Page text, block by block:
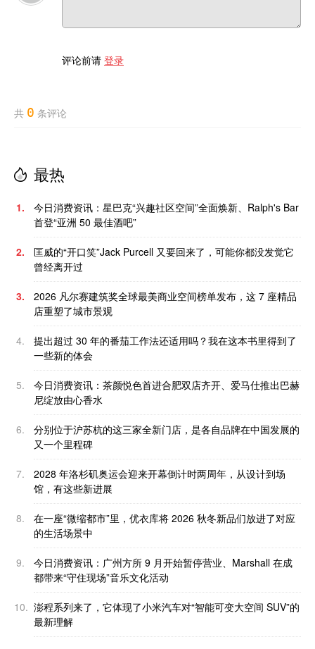
评论前请 登录
共 0 条评论
最热
1.
今日消费资讯：星巴克“兴趣社区空间”全面焕新、Ralph's Bar
首登“亚洲 50 最佳酒吧”
2.
匡威的“开口笑”Jack Purcell 又要回来了，可能你都没发觉它
曾经离开过
3.
2026 凡尔赛建筑奖全球最美商业空间榜单发布，这 7 座精品
店重塑了城市景观
4.
提出超过 30 年的番茄工作法还适用吗？我在这本书里得到了
一些新的体会
5.
今日消费资讯：茶颜悦色首进合肥双店齐开、爱马仕推出巴赫
尼绽放由心香水
6.
分别位于沪苏杭的这三家全新门店，是各自品牌在中国发展的
又一个里程碑
7.
2028 年洛杉矶奥运会迎来开幕倒计时两周年，从设计到场
馆，有这些新进展
8.
在一座“微缩都市”里，优衣库将 2026 秋冬新品们放进了对应
的生活场景中
9.
今日消费资讯：广州方所 9 月开始暂停营业、Marshall 在成
都带来“守住现场”音乐文化活动
10. 澎程系列来了，它体现了小米汽车对“智能可变大空间 SUV”的
最新理解